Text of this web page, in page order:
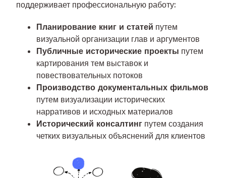
поддерживает профессиональную работу:
Планирование книг и статей путем
визуальной организации глав и аргументов
Публичные исторические проекты путем
картирования тем выставок и
повествовательных потоков
Производство документальных фильмов
путем визуализации исторических
нарративов и исходных материалов
Исторический консалтинг путем создания
четких визуальных объяснений для клиентов